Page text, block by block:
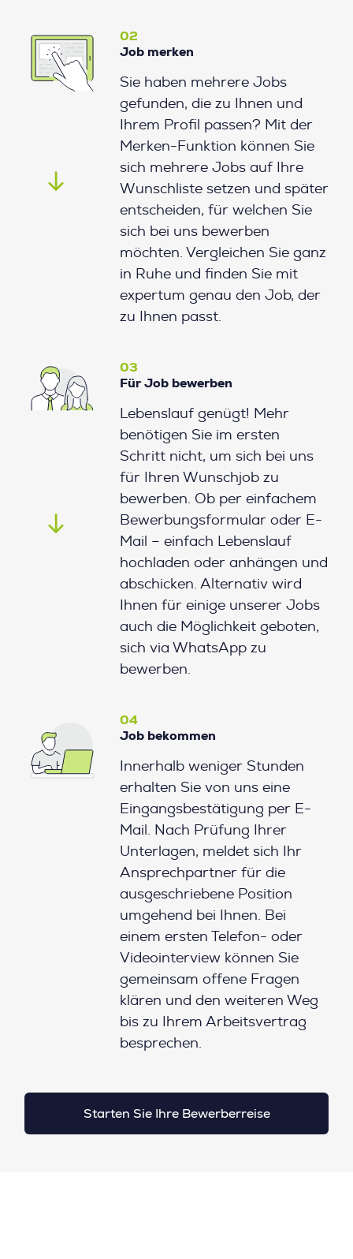
02
Job merken
Sie haben mehrere Jobs
gefunden, die zu Ihnen und
Ihrem Profil passen? Mit der
Merken-Funktion können Sie
sich mehrere Jobs auf Ihre
Wunschliste setzen und später
entscheiden, für welchen Sie
sich bei uns bewerben
möchten. Vergleichen Sie ganz
in Ruhe und finden Sie mit
expertum genau den Job, der
zu Ihnen passt.
03
Für Job bewerben
Lebenslauf genügt! Mehr
benötigen Sie im ersten
Schritt nicht, um sich bei uns
für Ihren Wunschjob zu
bewerben. Ob per einfachem
Bewerbungsformular oder E-
Mail – einfach Lebenslauf
hochladen oder anhängen und
abschicken. Alternativ wird
Ihnen für einige unserer Jobs
auch die Möglichkeit geboten,
sich via WhatsApp zu
bewerben.
04
Job bekommen
Innerhalb weniger Stunden
erhalten Sie von uns eine
Eingangsbestätigung per E-
Mail. Nach Prüfung Ihrer
Unterlagen, meldet sich Ihr
Ansprechpartner für die
ausgeschriebene Position
umgehend bei Ihnen. Bei
einem ersten Telefon- oder
Videointerview können Sie
gemeinsam offene Fragen
klären und den weiteren Weg
bis zu Ihrem Arbeitsvertrag
besprechen.
Starten Sie Ihre Bewerberreise